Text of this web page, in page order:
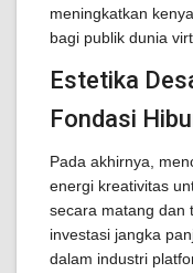
meningkatkan
bagi publik dunia
Estetika
Fondasi
Pada akhirnya,
energi kreativitas
secara matang dan
investasi jangka
dalam industri